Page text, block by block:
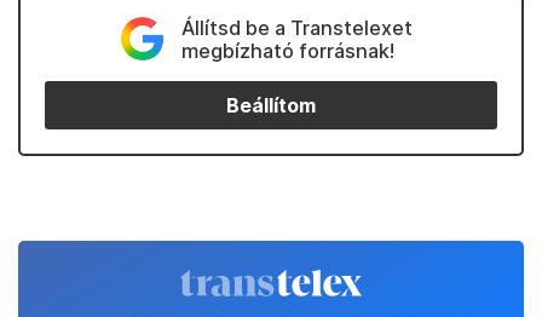
Állítsd be a Transtelexet
megbízható forrásnak!
Beállítom